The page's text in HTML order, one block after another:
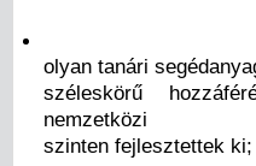
olyan tanári
széleskörű
nemzetközi
szinten fejlesztettek ki;